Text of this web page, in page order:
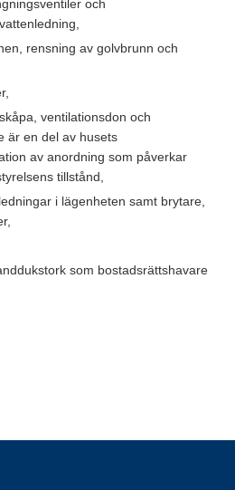
och
rensning av golvbrunn och
ventilationsdon och
är en del av husets
av anordning som påverkar
tillstånd,
i lägenheten samt brytare,
som bostadsrättshavare